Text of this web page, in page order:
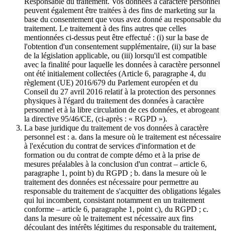
peuvent également être traitées à des fins de marketing sur la
base du consentement que vous avez donné au responsable du
traitement. Le traitement à des fins autres que celles
mentionnées ci-dessus peut être effectué : (i) sur la base de
l'obtention d'un consentement supplémentaire, (ii) sur la base
de la législation applicable, ou (iii) lorsqu'il est compatible
avec la finalité pour laquelle les données à caractère personnel
ont été initialement collectées (Article 6, paragraphe 4, du
règlement (UE) 2016/679 du Parlement européen et du
Conseil du 27 avril 2016 relatif à la protection des personnes
physiques à l'égard du traitement des données à caractère
personnel et à la libre circulation de ces données, et abrogeant
la directive 95/46/CE, (ci-après : « RGPD »).
La base juridique du traitement de vos données à caractère
personnel est : a. dans la mesure où le traitement est nécessaire
à l'exécution du contrat de services d'information et de
formation ou du contrat de compte démo et à la prise de
mesures préalables à la conclusion d'un contrat – article 6,
paragraphe 1, point b) du RGPD ; b. dans la mesure où le
traitement des données est nécessaire pour permettre au
responsable du traitement de s'acquitter des obligations légales
qui lui incombent, consistant notamment en un traitement
conforme – article 6, paragraphe 1, point c), du RGPD ; c.
dans la mesure où le traitement est nécessaire aux fins
découlant des intérêts légitimes du responsable du traitement,